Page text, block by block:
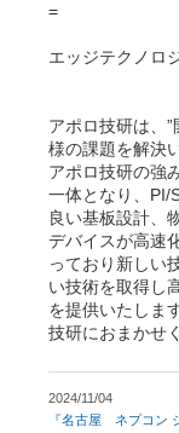
=
エッジテクノロ
アポロ技研は、”
様の課題を解決
アポロ技研の強
一体となり、PI/
良い基板設計、
デバイスが高速
っており新しい
い技術を取得し
を提供いたしま
技研におまかせ
2024/11/04
『名古屋 ネプコン